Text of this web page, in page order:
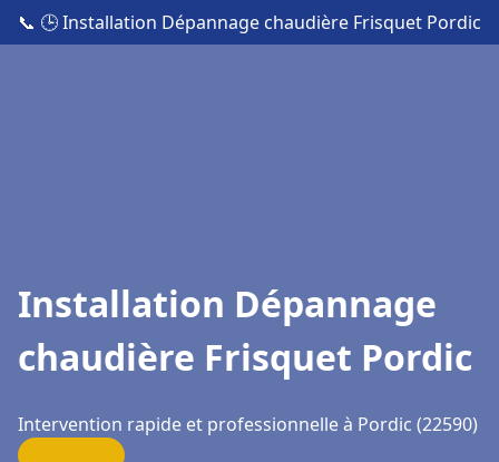
📞 🕒 Installation Dépannage chaudière Frisquet Pordic
Installation Dépannage
chaudière Frisquet Pordic
Intervention rapide et professionnelle à Pordic (22590)